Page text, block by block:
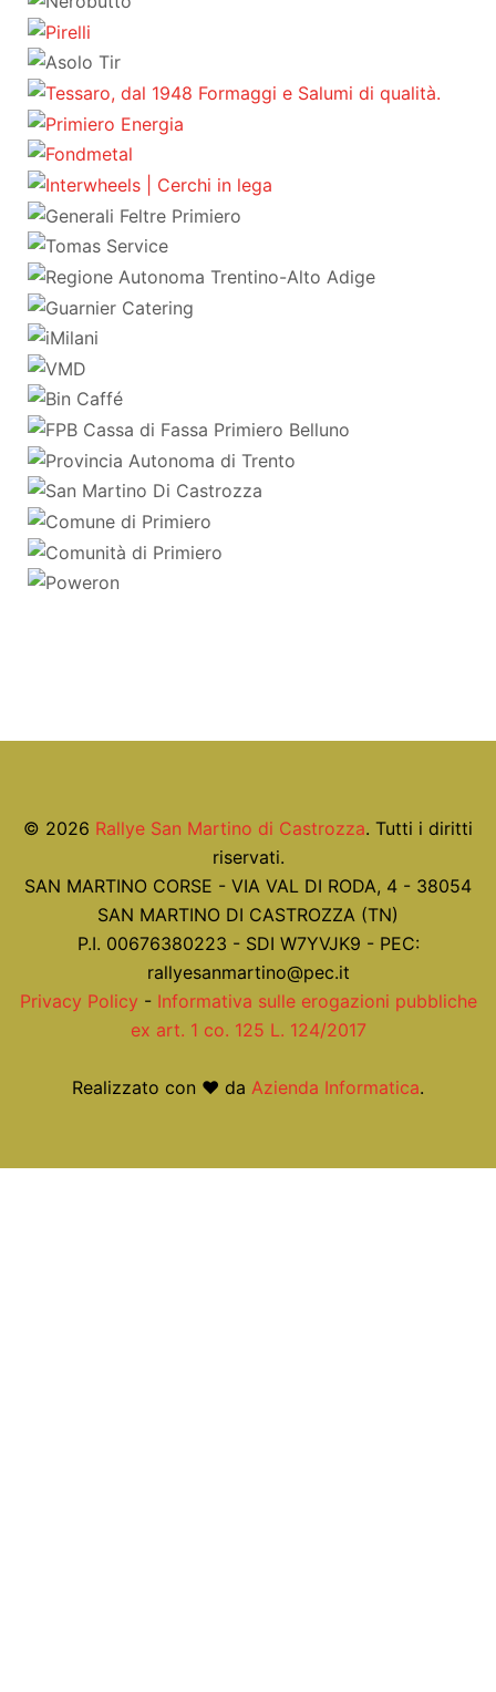
© 2026 Rallye San Martino di Castrozza. Tutti i diritti
riservati.
SAN MARTINO CORSE - VIA VAL DI RODA, 4 - 38054
SAN MARTINO DI CASTROZZA (TN)
P.I. 00676380223 - SDI W7YVJK9 - PEC:
rallyesanmartino@pec.it
Privacy Policy - Informativa sulle erogazioni pubbliche
ex art. 1 co. 125 L. 124/2017
Realizzato con ❤ da Azienda Informatica.